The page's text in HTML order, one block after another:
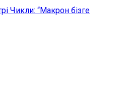
Чикли: “Макрон бізге